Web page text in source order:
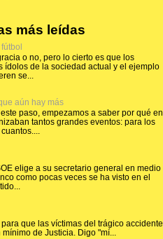
más leídas
o no, pero lo cierto es que los
ídolos de la sociedad actual y el ejemplo
se...
aún hay más
paso, empezamos a saber por qué en
tantos grandes eventos: para los
elige a su secretario general en medio
como pocas veces se ha visto en el
que las víctimas del trágico accidente
de Justicia. Digo "mí...